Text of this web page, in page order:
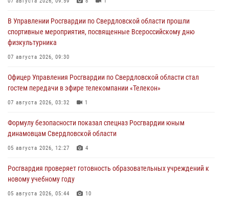
В Управлении Росгвардии по Свердловской области прошли
спортивные мероприятия, посвященные Всероссийскому дню
физкультурника
07 августа 2026, 09:30
Офицер Управления Росгвардии по Свердловской области стал
гостем передачи в эфире телекомпании «Телекон»
07 августа 2026, 03:32 1
Формулу безопасности показал спецназ Росгвардии юным
динамовцам Свердловской области
05 августа 2026, 12:27 4
Росгвардия проверяет готовность образовательных учреждений к
новому учебному году
05 августа 2026, 05:44 10